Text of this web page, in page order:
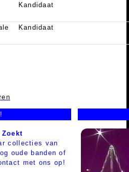
Kandidaat
Kandidaat
Zoekt
collecties van
oude banden of
met ons op!